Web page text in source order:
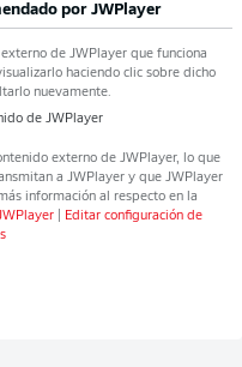
por JWPlayer
externo de JWPlayerque funciona
haciendo clic sobre dicho
nuevamente.
de JWPlayer
externo de JWPlayer, lo que
a JWPlayery que JWPlayer
información al respecto en la
Editar configuración de